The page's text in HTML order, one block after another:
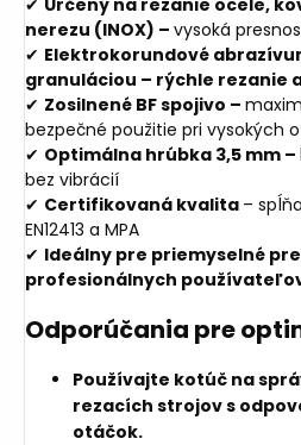
nerezu (INOX) – vysoká
✔ Elektrokorundové
granuláciou – rýchle rezanie
✔ Zosilnené BF spojivo –
bezpečné použitie pri vysokých
✔ Optimálna hrúbka 3,5 mm –
bez vibrácií
✔ Certifikovaná kvalita –
EN12413 a MPA
✔ Ideálny pre priemyselné
profesionálnych
Odporúčania pre
Používajte kotúč na
rezacích strojov s
otáčok.